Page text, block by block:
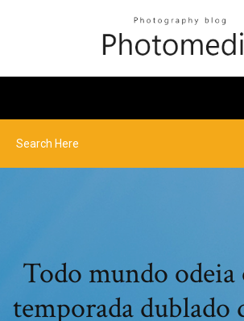
Todo mundo odeia
temporada dublado